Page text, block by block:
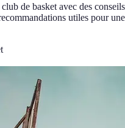
de basket avec des
utiles pour